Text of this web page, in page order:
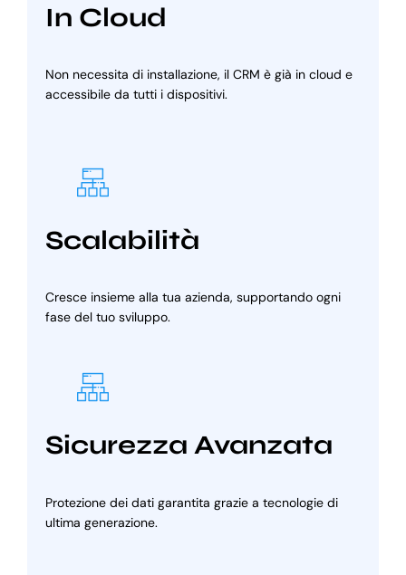
In Cloud
Non necessita di installazione, il CRM è già in cloud e
accessibile da tutti i dispositivi.
Scalabilità
Cresce insieme alla tua azienda, supportando ogni
fase del tuo sviluppo.
Sicurezza Avanzata
Protezione dei dati garantita grazie a tecnologie di
ultima generazione.